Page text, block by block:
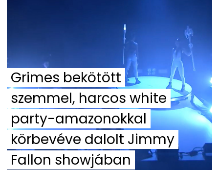
Grimes bekötött
szemmel, harcos white
party-amazonokkal
körbevéve dalolt Jimmy
Fallon showjában